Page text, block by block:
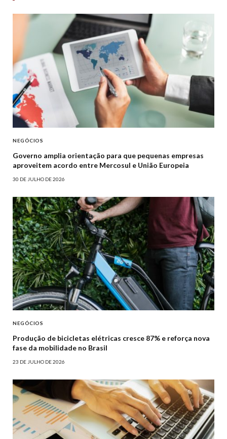
NEGÓCIOS
Governo amplia orientação para que pequenas empresas
aproveitem acordo entre Mercosul e União Europeia
30 DE JULHO DE 2026
NEGÓCIOS
Produção de bicicletas elétricas cresce 87% e reforça nova
fase da mobilidade no Brasil
23 DE JULHO DE 2026